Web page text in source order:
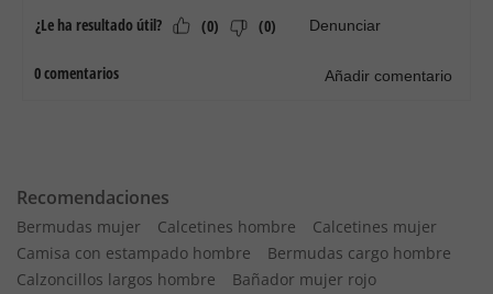
Recomendaciones
Bermudas mujer Calcetines hombre
Calcetines mujer
Camisa con estampado hombre
Bermudas cargo hombre
Calzoncillos largos hombre
Bañador mujer rojo